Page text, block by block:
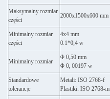
Maksymalny rozmiar
części
2000x1500x600 mm
Minimalny rozmiar
części
4x4 mm
0.1*0,4 w
Minimalny rozmiar
Φ 0,50 mm
Φ 0, 00197 w
Standardowe
tolerancje
Metali: ISO 2768-f
Plastiki: ISO 2768-m